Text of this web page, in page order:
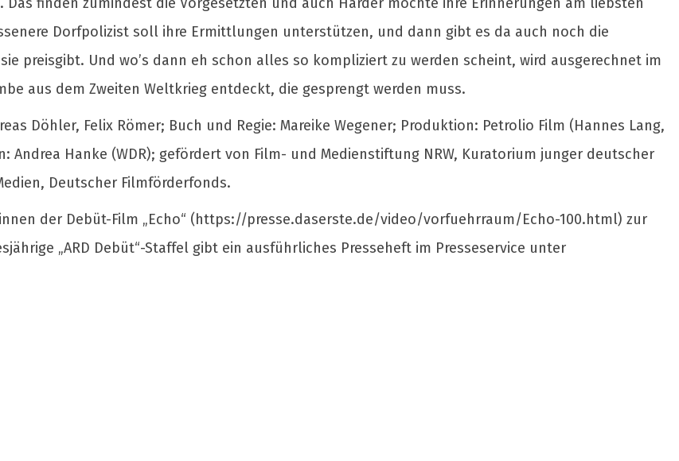
Dorfpolizist soll ihre Ermittlungen unterstützen, und dann gibt es da auch noch die
preisgibt. Und wo’s dann eh schon alles so kompliziert zu werden scheint, wird ausgerechnet im
aus dem Zweiten Weltkrieg entdeckt, die gesprengt werden muss.
Döhler, Felix Römer; Buch und Regie: Mareike Wegener; Produktion: Petrolio Film (Hannes Lang,
Andrea Hanke (WDR); gefördert von Film- und Medienstiftung NRW, Kuratorium junger deutscher
Deutscher Filmförderfonds.
der Debüt-Film „Echo“ (https://presse.daserste.de/video/vorfuehrraum/Echo-100.html) zur
„ARD Debüt“-Staffel gibt ein ausführliches Presseheft im Presseservice unter